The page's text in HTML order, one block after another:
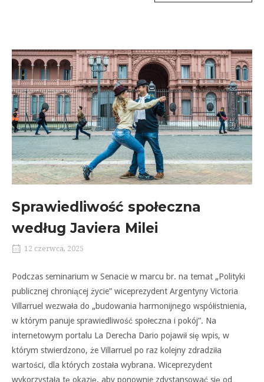
Sprawiedliwość społeczna
według Javiera Milei
12 czerwca, 2025
Podczas seminarium w Senacie w marcu br. na temat „Polityki
publicznej chroniącej życie” wiceprezydent Argentyny Victoria
Villarruel wezwała do „budowania harmonijnego współistnienia,
w którym panuje sprawiedliwość społeczna i pokój”. Na
internetowym portalu La Derecha Dario pojawił się wpis, w
którym stwierdzono, że Villarruel po raz kolejny zdradziła
wartości, dla których została wybrana. Wiceprezydent
wykorzystała tę okazję, aby ponownie zdystansować się od